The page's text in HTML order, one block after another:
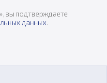
вы подтверждаете
данных.